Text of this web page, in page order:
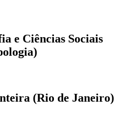
e Ciências Sociais
(Rio de Janeiro)